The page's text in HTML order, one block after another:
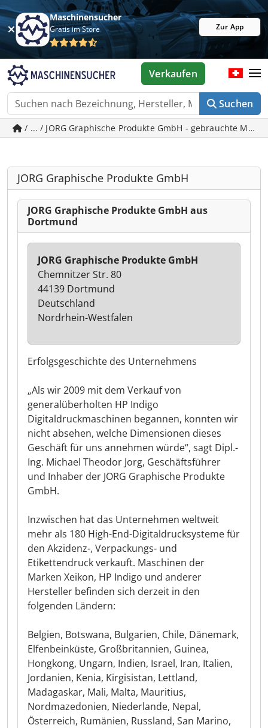
Maschinensucher
Gratis im Store Zur App
Suchen
Verkaufen
/ ... / JORG Graphische Produkte GmbH - gebrauchte
JORG Graphische Produkte GmbH
JORG Graphische Produkte GmbH aus
Dortmund
Erfolgsgeschichte des Unternehmens
„Als wir 2009 mit dem Verkauf von
generalüberholten HP Indigo
Digitaldruckmaschinen begannen, konnten wir
nicht absehen, welche Dimensionen dieses
Geschäft für uns annehmen würde“, sagt Dipl.-
Ing. Michael Theodor Jorg, Geschäftsführer
und Inhaber der JORG Graphische Produkte
GmbH.
Inzwischen hat das Unternehmen weltweit
mehr als 180 High-End-Digitaldrucksysteme für
den Akzidenz-, Verpackungs- und
Etikettendruck verkauft. Maschinen der
Marken Xeikon, HP Indigo und anderer
Hersteller befinden sich derzeit in den
folgenden Ländern:
Belgien, Botswana, Bulgarien, Chile, Dänemark,
Elfenbeinküste, Großbritannien, Guinea,
Hongkong, Ungarn, Indien, Israel, Iran, Italien,
Jordanien, Kenia, Kirgisistan, Lettland,
Madagaskar, Mali, Malta, Mauritius,
Nordmazedonien, Niederlande, Nepal,
Österreich, Rumänien, Russland, San Marino,
JORG Graphische Produkte GmbH
Chemnitzer Str. 80
44139 Dortmund
Deutschland
Nordrhein-Westfalen